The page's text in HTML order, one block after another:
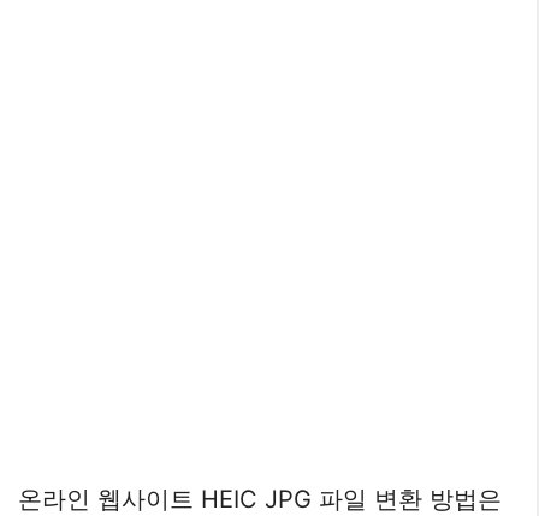
온라인 웹사이트 HEIC JPG 파일 변환 방법은